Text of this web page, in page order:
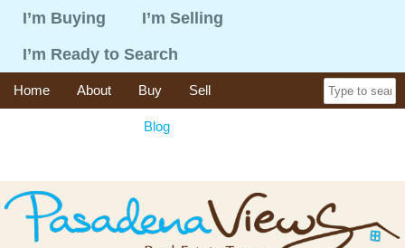
I’m Buying
I’m Selling
I’m Ready to Search
Home About Buy Sell
Blog